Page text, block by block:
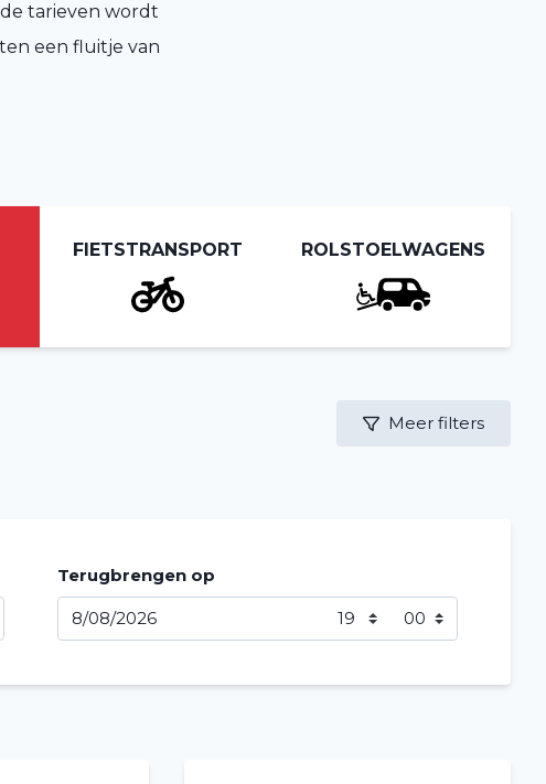
tarieven wordt
een fluitje van
FIETSTRANSPORT ROLSTOELWAGENS
Meer filters
Terugbrengen op